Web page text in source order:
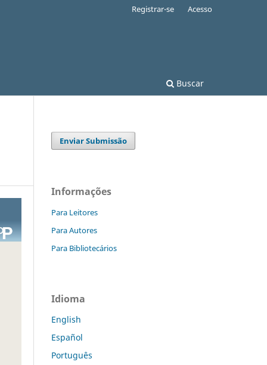
Buscar
Registrar-se Acesso
Enviar Submissão
Informações
Para Leitores
Para Autores
Para Bibliotecários
Idioma
English
Español
Português